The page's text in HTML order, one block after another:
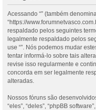
Acessando “” (também
“https://
respaldado pelos seguintes
legalmente respaldado pelos
use “”. Nós podemos mudar
tentar informá-lo sobre tais
revise isso regularmente e
concorda em ser legalmente
alteradas.
Nossos fóruns são
“eles”, “deles”, “phpBB